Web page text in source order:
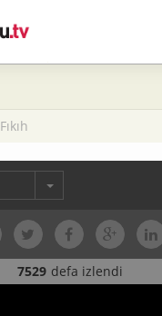
Fıkıh
7529 defa izlendi